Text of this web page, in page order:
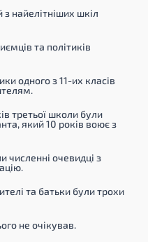
з найелітніших шкіл
та політиків
одного з 11-их класів
третьої школи були
який 10 років воює з
численні очевидці з
та батьки були трохи
не очікував.